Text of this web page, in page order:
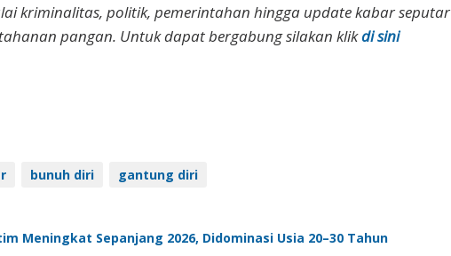
kriminalitas, politik, pemerintahan hingga update kabar seputar
pangan. Untuk dapat bergabung silakan klikdi sini
bunuh diri gantung diri
Meningkat Sepanjang 2026, Didominasi Usia 20–30 Tahun